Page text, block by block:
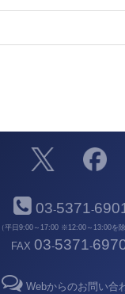
03-5371-
（平日9:00～17:00 ※12:00～13:00を除
FAX 03-5371-
Webからのお問い合